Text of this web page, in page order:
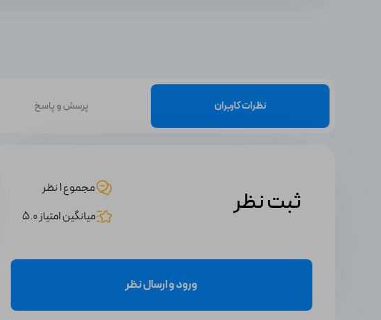
نسخه
Norton AntiVirus Plus
Microsoft Edge، Google Chrome، Mozilla Firefox، Opera
2 گیگابایت (GB) برای ویندوز 32 بیتی، 4 گیگابایت (GB) برای ویندوز 64 بیتی
Microsoft Edge، Google Chrome، Mozilla Firefox، Opera
نظرات کاربران پرسش و پاسخ
ثبت نظر
مجموع 1 نظر
میانگین امتیاز 5.0
ورود و ارسال نظر